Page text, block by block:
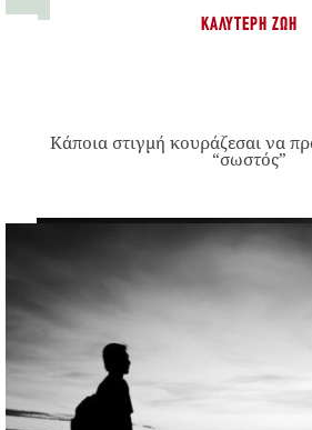
ΚΑΛΎΤΕΡΗ ΖΩΉ
Κάποια στιγμή κουράζεσαι να
“σωστός”